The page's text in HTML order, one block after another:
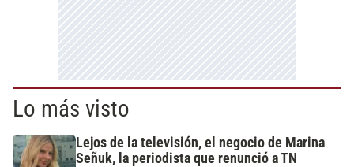
Lo más visto
Lejos de la televisión, el negocio de Marina
Señuk, la periodista que renunció a TN